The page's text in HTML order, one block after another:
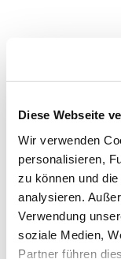
Diese Webseite
Wir verwenden
personalisieren,
zu können und
analysieren.
Verwendung
soziale Medien,
Partner führen
Dies